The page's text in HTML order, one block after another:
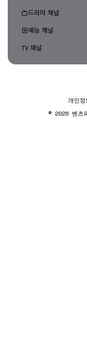
드라마 채널
예능 채널
TV 채널
개인정
© 2026 벤